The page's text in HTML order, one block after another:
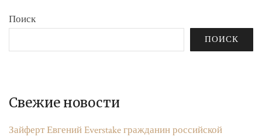
Поиск
ПОИСК
Свежие новости
Зайферт Евгений Everstake гражданин российской